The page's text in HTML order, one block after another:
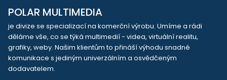
POLAR MULTIMEDIA
je divize se specializací na komerční výrobu. Umíme a rádi
děláme vše, co se týká multimedií - videa, virtuální realitu,
grafiky, weby. Našim klientům to přináší výhodu snadné
komunikace s jediným univerzálním a osvědčeným
dodavatelem.